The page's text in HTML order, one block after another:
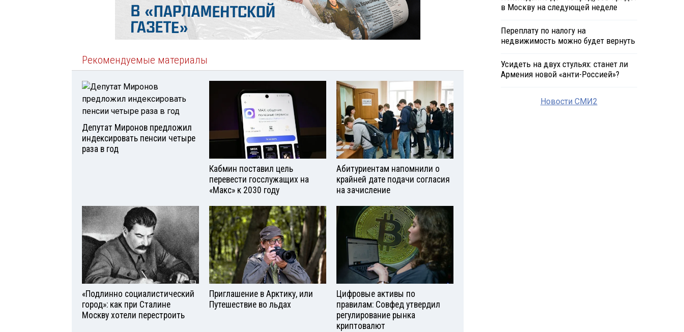
Рекомендуемые материалы
Депутат Миронов предложил
индексировать пенсии четыре
раза в год
Кабмин поставил цель
перевести госслужащих на
«Макс» к 2030 году
Абитуриентам напомнили о
крайней дате подачи согласия
на зачисление
«Подлинно социалистический
город»: как при Сталине
Москву хотели перестроить
Приглашение в Арктику, или
Путешествие во льдах
Цифровые активы по
правилам: Совфед утвердил
регулирование рынка
криптовалют
в Москву на следующей неделе
Переплату по налогу на
недвижимость можно будет вернуть
Усидеть на двух стульях: станет ли
Армения новой «анти-Россией»?
Новости СМИ2